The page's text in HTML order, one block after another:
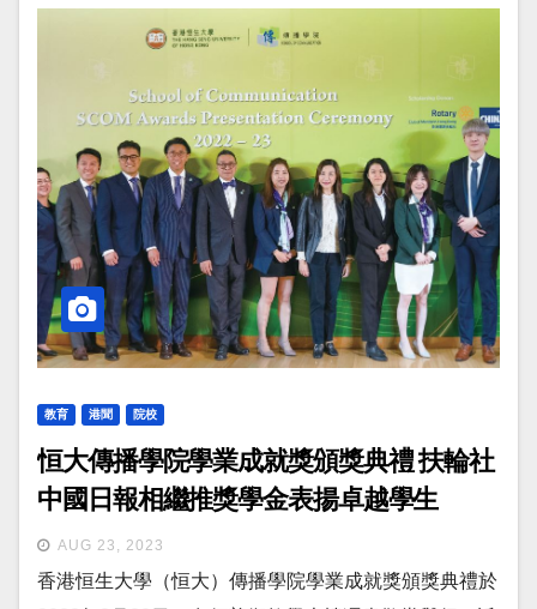
教育 港聞 院校
恒大傳播學院學業成就獎頒獎典禮 扶輪社
中國日報相繼推獎學金表揚卓越學生
AUG 23, 2023
香港恒生大學（恒大）傳播學院學業成就獎頒獎典禮於